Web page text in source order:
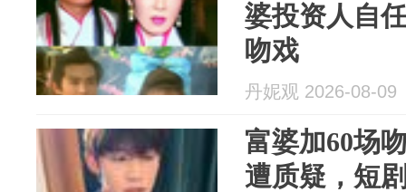
婆投资人自
吻戏
丹妮观 2026-08-09
富婆加60场
遭质疑，短